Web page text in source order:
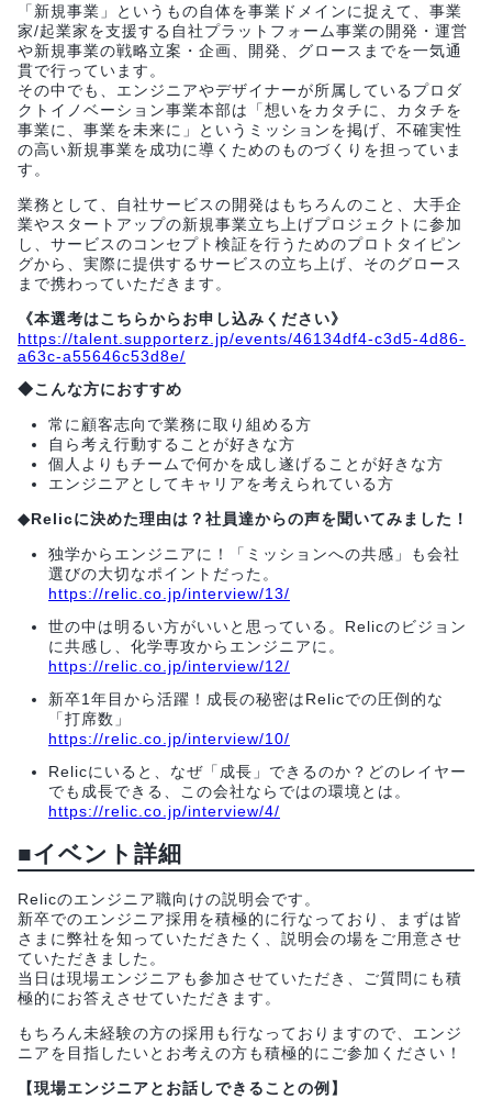
「新規事業」というもの自体を事業ドメインに捉えて、事業
家/起業家を支援する自社プラットフォーム事業の開発・運営
や新規事業の戦略立案・企画、開発、グロースまでを一気通
貫で行っています。
その中でも、エンジニアやデザイナーが所属しているプロダ
クトイノベーション事業本部は「想いをカタチに、カタチを
事業に、事業を未来に」というミッションを掲げ、不確実性
の高い新規事業を成功に導くためのものづくりを担っていま
す。
業務として、自社サービスの開発はもちろんのこと、大手企
業やスタートアップの新規事業立ち上げプロジェクトに参加
し、サービスのコンセプト検証を行うためのプロトタイピン
グから、実際に提供するサービスの立ち上げ、そのグロース
まで携わっていただきます。
《本選考はこちらからお申し込みください》
https://talent.supporterz.jp/events/46134df4-c3d5-4d86-
a63c-a55646c53d8e/
◆こんな方におすすめ
常に顧客志向で業務に取り組める方
自ら考え行動することが好きな方
個人よりもチームで何かを成し遂げることが好きな方
エンジニアとしてキャリアを考えられている方
◆Relicに決めた理由は？社員達からの声を聞いてみました！
独学からエンジニアに！「ミッションへの共感」も会社
選びの大切なポイントだった。
https://relic.co.jp/interview/13/
世の中は明るい方がいいと思っている。Relicのビジョン
に共感し、化学専攻からエンジニアに。
https://relic.co.jp/interview/12/
新卒1年目から活躍！成長の秘密はRelicでの圧倒的な
「打席数」
https://relic.co.jp/interview/10/
Relicにいると、なぜ「成長」できるのか？どのレイヤー
でも成長できる、この会社ならではの環境とは。
https://relic.co.jp/interview/4/
■イベント詳細
Relicのエンジニア職向けの説明会です。
新卒でのエンジニア採用を積極的に行なっており、まずは皆
さまに弊社を知っていただきたく、説明会の場をご用意させ
ていただきました。
当日は現場エンジニアも参加させていただき、ご質問にも積
極的にお答えさせていただきます。
もちろん未経験の方の採用も行なっておりますので、エンジ
ニアを目指したいとお考えの方も積極的にご参加ください！
【現場エンジニアとお話しできることの例】